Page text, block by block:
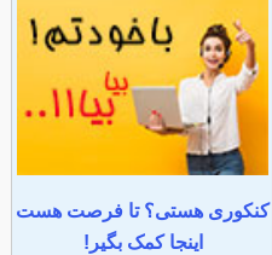
کنکوری هستی؟ تا فرصت هست
اینجا کمک بگیر!